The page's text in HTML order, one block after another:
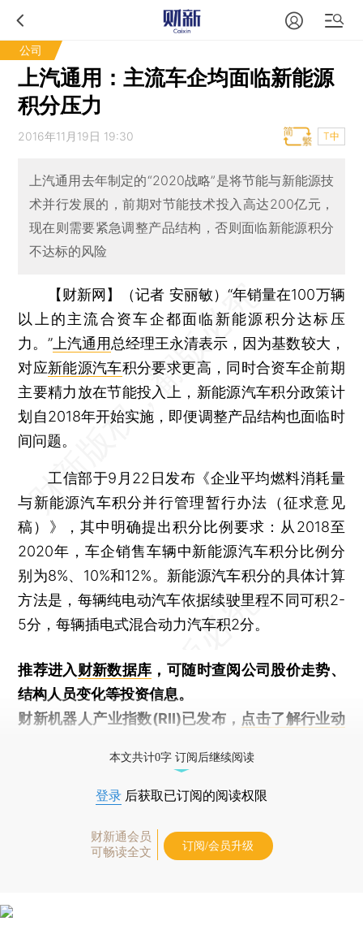
公司
上汽通用：主流车企均面临新能源
积分压力
2016年11月19日 19:30 T中
上汽通用去年制定的“2020战略”是将节能与新能源技
术并行发展的，前期对节能技术投入高达200亿元，
现在则需要紧急调整产品结构，否则面临新能源积分
不达标的风险
【财新网】（记者 安丽敏） “年销量在100万辆
以上的主流合资车企都面临新能源积分达标压
力。”上汽通用总经理王永清表示，因为基数较大，
对应新能源汽车积分要求更高，同时合资车企前期
主要精力放在节能投入上，新能源汽车积分政策计
划自2018年开始实施，即便调整产品结构也面临时
间问题。
工信部于9月22日发布《企业平均燃料消耗量
与新能源汽车积分并行管理暂行办法（征求意见
稿）》，其中明确提出积分比例要求：从2018至
2020年，车企销售车辆中新能源汽车积分比例分
别为8%、10%和12%。新能源汽车积分的具体计算
方法是，每辆纯电动汽车依据续驶里程不同可积2-
5分，每辆插电式混合动力汽车积2分。
推荐进入财新数据库 ，可随时查阅公司股价走势、
结构人员变化等投资信息。
财新机器人产业指数(RII)已发布， 点击了解行业动
本文共计0字 订阅后继续阅读
登录 后获取已订阅的阅读权限
财新通会员
可畅读全文
订阅/会员升级